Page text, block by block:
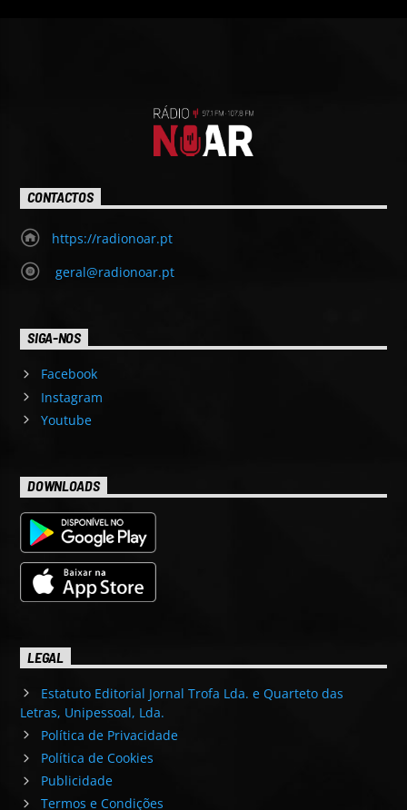
CONTACTOS
https://radionoar.pt
geral@radionoar.pt
SIGA-NOS
Facebook
Instagram
Youtube
DOWNLOADS
LEGAL
Estatuto Editorial Jornal Trofa Lda. e Quarteto das
Letras, Unipessoal, Lda.
Política de Privacidade
Política de Cookies
Publicidade
Termos e Condições